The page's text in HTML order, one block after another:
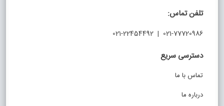
تلفن تماس:
021-77720986 | 021-22454492
دسترسی سریع
تماس با ما
درباره ما